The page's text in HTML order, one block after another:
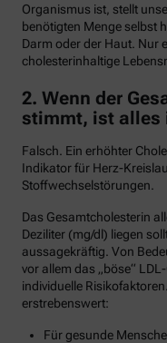
Organismus ist, stellt
benötigten Menge selbst
Darm oder der Haut. Nur
cholesterinhaltige
2. Wenn der
stimmt, ist alles
Falsch. Ein erhöhter
Indikator für Herz-
Stoffwechselstörungen.
Das Gesamtcholesterin
Deziliter (mg/dl) liegen
aussagekräftig. Von
vor allem das „böse“
individuelle
erstrebenswert:
Für gesunde